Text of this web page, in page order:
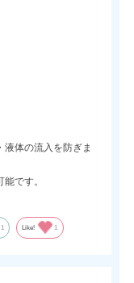
体の流入を防ぎま
です。
1 Like! 1